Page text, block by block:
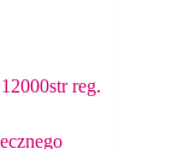
reg.